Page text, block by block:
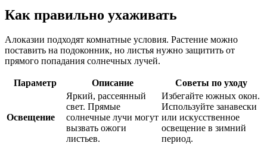
Как правильно ухаживать
Алоказии подходят комнатные условия. Растение можно
поставить на подоконник, но листья нужно защитить от
прямого попадания солнечных лучей.
Параметр Описание Советы по уходу
Освещение
Яркий, рассеянный
свет. Прямые
солнечные лучи могут
вызвать ожоги
листьев.
Избегайте южных окон.
Используйте занавески
или искусственное
освещение в зимний
период.